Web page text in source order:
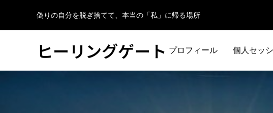
偽りの自分を脱ぎ捨てて、本当の「私」に帰る場所
ヒーリングゲート プロフィール 個人セッ